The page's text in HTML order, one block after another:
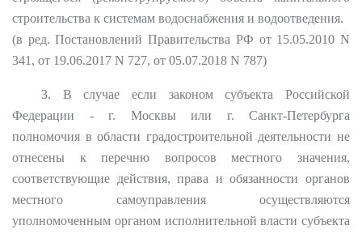
строительства к системам водоснабжения и водоотведения.
(в ред. Постановлений Правительства РФ от 15.05.2010 N
341, от 19.06.2017 N 727, от 05.07.2018 N 787)
3. В случае если законом субъекта Российской
Федерации - г. Москвы или г. Санкт-Петербурга
полномочия в области градостроительной деятельности не
отнесены к перечню вопросов местного значения,
соответствующие действия, права и обязанности органов
местного самоуправления осуществляются
уполномоченным органом исполнительной власти субъекта